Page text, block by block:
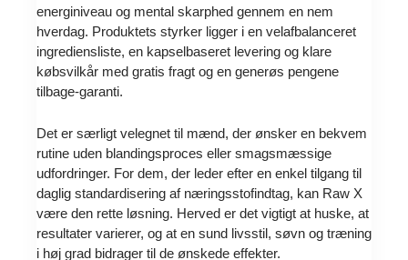
energiniveau og mental skarphed gennem en nem
hverdag. Produktets styrker ligger i en velafbalanceret
ingrediensliste, en kapselbaseret levering og klare
købsvilkår med gratis fragt og en generøs pengene
tilbage-garanti.
Det er særligt velegnet til mænd, der ønsker en bekvem
rutine uden blandingsproces eller smagsmæssige
udfordringer. For dem, der leder efter en enkel tilgang til
daglig standardisering af næringsstofindtag, kan Raw X
være den rette løsning. Herved er det vigtigt at huske, at
resultater varierer, og at en sund livsstil, søvn og træning
i høj grad bidrager til de ønskede effekter.